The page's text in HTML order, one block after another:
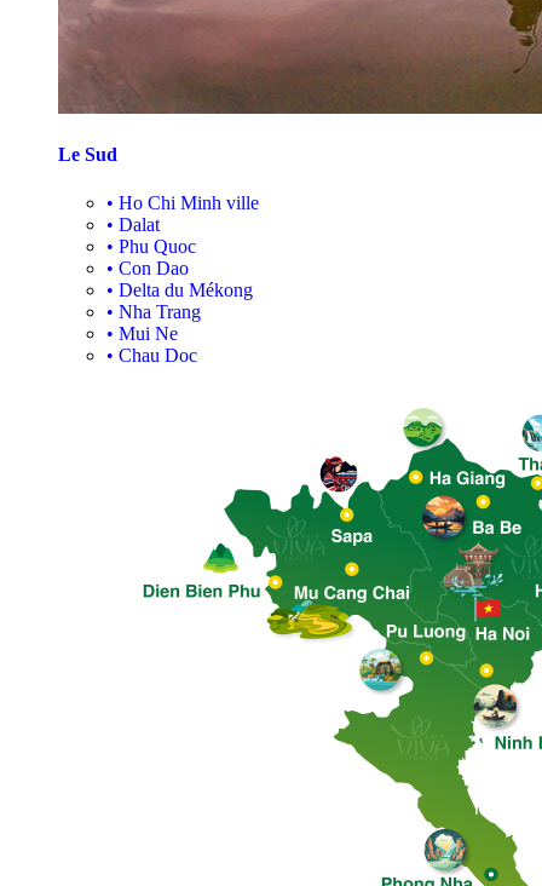
Le Sud
• Ho Chi Minh ville
• Dalat
• Phu Quoc
• Con Dao
• Delta du Mékong
• Nha Trang
• Mui Ne
• Chau Doc